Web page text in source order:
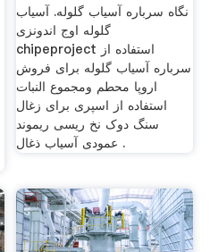
نگاه سرباره آسیاب گلوله. آسیاب
گلوله اوج اندونزی
chipeproject استفاده از
سرباره آسیاب گلوله برای فروش
اروپا محطم ومجموع النبات
استفاده از اسپری برای زغال
سنگ دوک نخ ریسی ریموند
عمودی آسیاب ذغال .